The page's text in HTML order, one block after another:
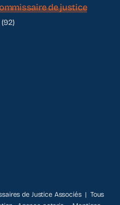
de justice
de Justice Associés | Tous